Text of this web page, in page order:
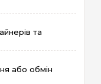
та
або обмін